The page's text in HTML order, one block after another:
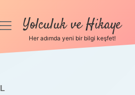
menüyüYolculuk ve Hikaye
Her adımda yeni bir bilgi keşfet!